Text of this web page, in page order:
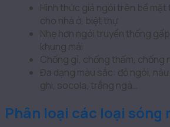
Hình thức giả ngói trên bề
cho nhà ở, biệt thự
Nhẹ hơn ngói truyền thống
khung mái
Chống gỉ, chống thấm, chống
Đa dạng màu sắc: đỏ ngói,
ghi, socola, trắng ngà…
Phân loại các loại sóng